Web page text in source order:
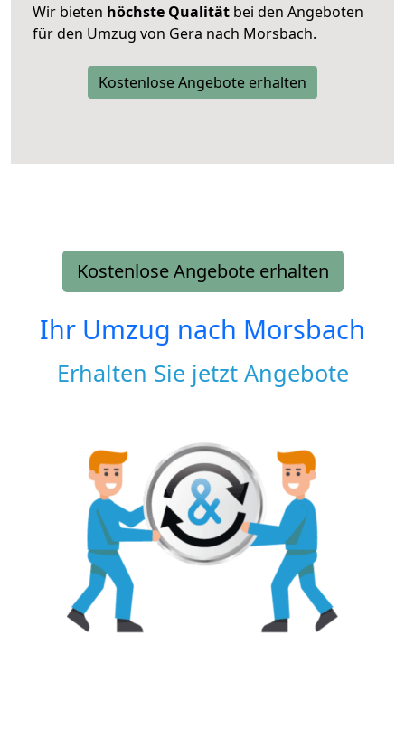
Wir bieten höchste Qualität bei den Angeboten
für den Umzug von Gera nach Morsbach.
Kostenlose Angebote erhalten
Kostenlose Angebote erhalten
Ihr Umzug nach Morsbach
Erhalten Sie jetzt Angebote